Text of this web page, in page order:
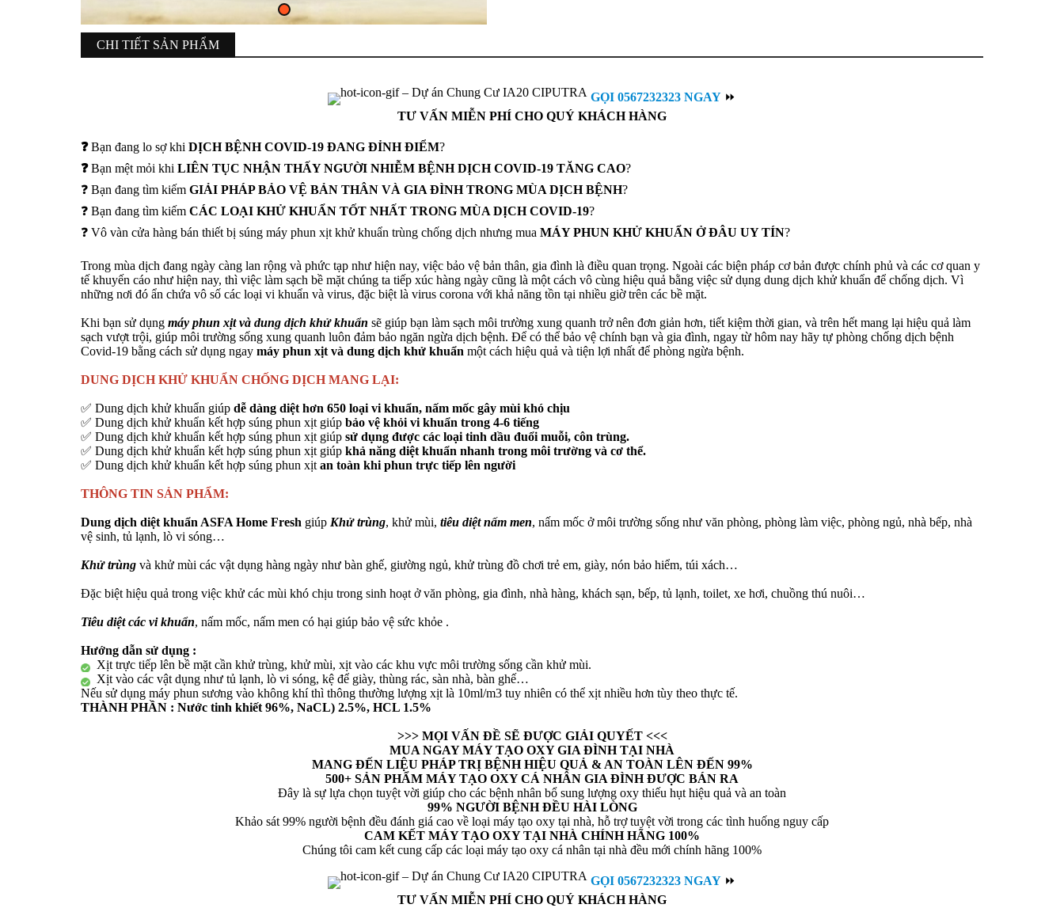
CHI TIẾT SẢN PHẨM
GỌI 0567232323 NGAY ⏩
TƯ VẤN MIỄN PHÍ CHO QUÝ KHÁCH HÀNG
❓Bạn đang lo sợ khi DỊCH BỆNH COVID-19 ĐANG ĐỈNH ĐIỂM?
❓Bạn mệt mỏi khi LIÊN TỤC NHẬN THẤY NGƯỜI NHIỄM BỆNH DỊCH COVID-19 TĂNG CAO?
❓ Bạn đang tìm kiếm GIẢI PHÁP BẢO VỆ BẢN THÂN VÀ GIA ĐÌNH TRONG MÙA DỊCH BỆNH?
❓ Bạn đang tìm kiếm CÁC LOẠI KHỬ KHUẨN TỐT NHẤT TRONG MÙA DỊCH COVID-19?
❓ Vô vàn cửa hàng bán thiết bị súng máy phun xịt khử khuẩn trùng chống dịch nhưng mua MÁY PHUN KHỬ KHUẨN Ở ĐÂU UY TÍN?
Trong mùa dịch đang ngày càng lan rộng và phức tạp như hiện nay, việc bảo vệ bản thân, gia đình là điều quan trọng. Ngoài các biện pháp cơ bản được chính phủ và các cơ quan y
tế khuyến cáo như hiện nay, thì việc làm sạch bề mặt chúng ta tiếp xúc hàng ngày cũng là một cách vô cùng hiệu quả bằng việc sử dụng dung dịch khử khuẩn để chống dịch. Vì
những nơi đó ẩn chứa vô số các loại vi khuẩn và virus, đặc biệt là virus corona với khả năng tồn tại nhiều giờ trên các bề mặt.
Khi bạn sử dụng máy phun xịt và dung dịch khử khuẩn sẽ giúp bạn làm sạch môi trường xung quanh trở nên đơn giản hơn, tiết kiệm thời gian, và trên hết mang lại hiệu quả làm
sạch vượt trội, giúp môi trường sống xung quanh luôn đảm bảo ngăn ngừa dịch bệnh. Để có thể bảo vệ chính bạn và gia đình, ngay từ hôm nay hãy tự phòng chống dịch bệnh
Covid-19 bằng cách sử dụng ngay máy phun xịt và dung dịch khử khuẩn một cách hiệu quả và tiện lợi nhất để phòng ngừa bệnh.
DUNG DỊCH KHỬ KHUẨN CHỐNG DỊCH MANG LẠI:
✅ Dung dịch khử khuẩn giúp dễ dàng diệt hơn 650 loại vi khuẩn, nấm mốc gây mùi khó chịu
✅ Dung dịch khử khuẩn kết hợp súng phun xịt giúp bảo vệ khỏi vi khuẩn trong 4-6 tiếng
✅ Dung dịch khử khuẩn kết hợp súng phun xịt giúp sử dụng được các loại tinh dầu đuổi muỗi, côn trùng.
✅ Dung dịch khử khuẩn kết hợp súng phun xịt giúp khả năng diệt khuẩn nhanh trong môi trường và cơ thể.
✅ Dung dịch khử khuẩn kết hợp súng phun xịt an toàn khi phun trực tiếp lên người
THÔNG TIN SẢN PHẨM:
Dung dịch diệt khuẩn ASFA Home Fresh giúp Khử trùng, khử mùi, tiêu diệt nấm men, nấm mốc ở môi trường sống như văn phòng, phòng làm việc, phòng ngủ, nhà bếp, nhà
vệ sinh, tủ lạnh, lò vi sóng…
Khử trùng và khử mùi các vật dụng hàng ngày như bàn ghế, giường ngủ, khử trùng đồ chơi trẻ em, giày, nón bảo hiểm, túi xách…
Đặc biệt hiệu quả trong việc khử các mùi khó chịu trong sinh hoạt ở văn phòng, gia đình, nhà hàng, khách sạn, bếp, tủ lạnh, toilet, xe hơi, chuồng thú nuôi…
Tiêu diệt các vi khuẩn, nấm mốc, nấm men có hại giúp bảo vệ sức khỏe .
Hướng dẫn sử dụng :
Xịt trực tiếp lên bề mặt cần khử trùng, khử mùi, xịt vào các khu vực môi trường sống cần khử mùi.
Xịt vào các vật dụng như tủ lạnh, lò vi sóng, kệ để giày, thùng rác, sàn nhà, bàn ghế…
Nếu sử dụng máy phun sương vào không khí thì thông thường lượng xịt là 10ml/m3 tuy nhiên có thể xịt nhiều hơn tùy theo thực tế.
THÀNH PHẦN : Nước tinh khiết 96%, NaCL) 2.5%, HCL 1.5%
>>> MỌI VẤN ĐỀ SẼ ĐƯỢC GIẢI QUYẾT <<<
MUA NGAY MÁY TẠO OXY GIA ĐÌNH TẠI NHÀ
MANG ĐẾN LIỆU PHÁP TRỊ BỆNH HIỆU QUẢ & AN TOÀN LÊN ĐẾN 99%
500+ SẢN PHẨM MÁY TẠO OXY CÁ NHÂN GIA ĐÌNH ĐƯỢC BÁN RA
Đây là sự lựa chọn tuyệt vời giúp cho các bệnh nhân bổ sung lượng oxy thiếu hụt hiệu quả và an toàn
99% NGƯỜI BỆNH ĐỀU HÀI LÒNG
Khảo sát 99% người bệnh đều đánh giá cao về loại máy tạo oxy tại nhà, hỗ trợ tuyệt vời trong các tình huống nguy cấp
CAM KẾT MÁY TẠO OXY TẠI NHÀ CHÍNH HÃNG 100%
Chúng tôi cam kết cung cấp các loại máy tạo oxy cá nhân tại nhà đều mới chính hãng 100%
GỌI 0567232323 NGAY ⏩
TƯ VẤN MIỄN PHÍ CHO QUÝ KHÁCH HÀNG